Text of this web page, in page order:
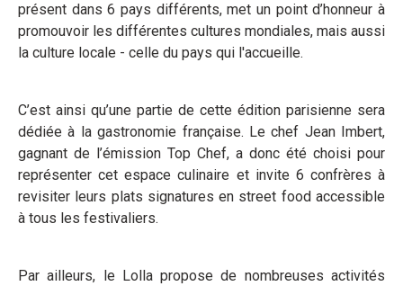
présent dans 6 pays différents, met un point d’honneur à
promouvoir les différentes cultures mondiales, mais aussi
la culture locale - celle du pays qui l'accueille.
C’est ainsi qu’une partie de cette édition parisienne sera
dédiée à la gastronomie française. Le chef Jean Imbert,
gagnant de l’émission Top Chef, a donc été choisi pour
représenter cet espace culinaire et invite 6 confrères à
revisiter leurs plats signatures en street food accessible
à tous les festivaliers.
Par ailleurs, le Lolla propose de nombreuses activités